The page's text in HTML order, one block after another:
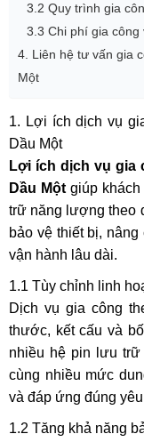
3.2 Quy trình gia
3.3 Chi phí gia
4. Liên hệ tư vấn gia
Một
1. Lợi ích dịch vụ
Dầu Một
Lợi ích dịch vụ gia
Dầu Một giúp
trữ năng lượng theo
bảo vệ thiết bị,
vận hành lâu dài.
1.1 Tùy chỉnh linh
Dịch vụ gia công
thước, kết cấu và
nhiều hệ pin lưu trữ
cùng nhiều mức
và đáp ứng đúng
1.2 Tăng khả năng